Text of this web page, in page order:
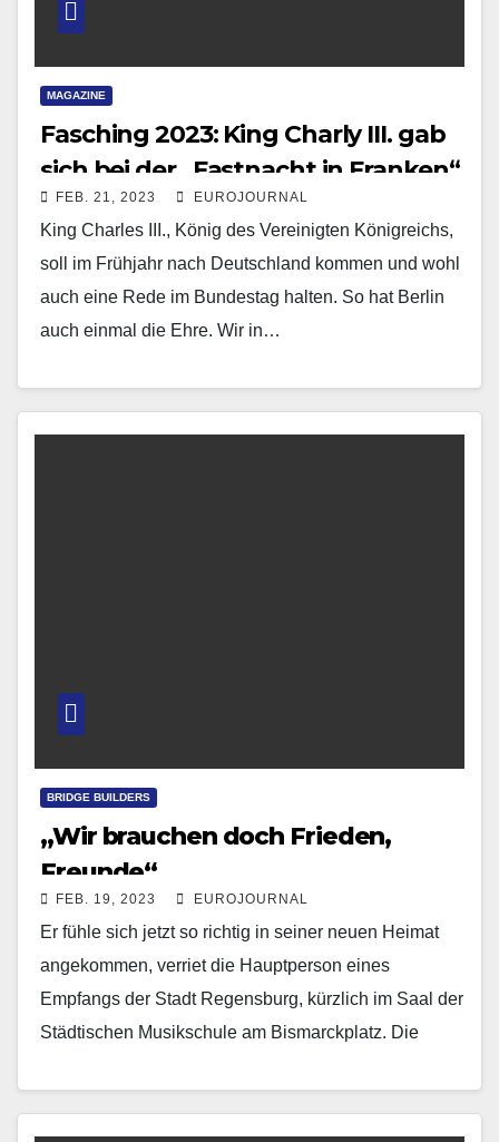
MAGAZINE
Fasching 2023: King Charly III. gab
sich bei der „Fastnacht in Franken“
die Ehre
FEB. 21, 2023 EUROJOURNAL
King Charles III., König des Vereinigten Königreichs,
soll im Frühjahr nach Deutschland kommen und wohl
auch eine Rede im Bundestag halten. So hat Berlin
auch einmal die Ehre. Wir in…
BRIDGE BUILDERS
„Wir brauchen doch Frieden,
Freunde“
FEB. 19, 2023 EUROJOURNAL
Er fühle sich jetzt so richtig in seiner neuen Heimat
angekommen, verriet die Hauptperson eines
Empfangs der Stadt Regensburg, kürzlich im Saal der
Städtischen Musikschule am Bismarckplatz. Die